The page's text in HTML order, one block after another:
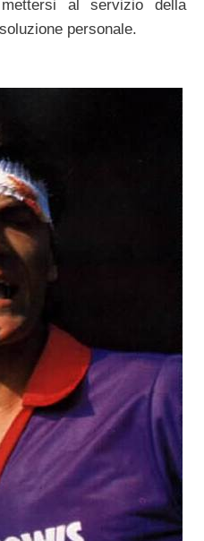
al servizio della
personale.